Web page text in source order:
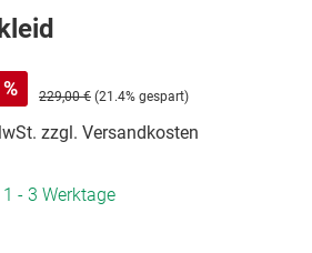
% 229,00 € (21.4% gespart)
zzgl. Versandkosten
- 3 Werktage